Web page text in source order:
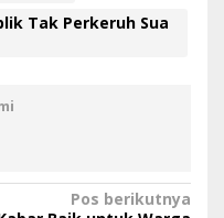
Tak Perkeruh Sua
Pos berikutnya